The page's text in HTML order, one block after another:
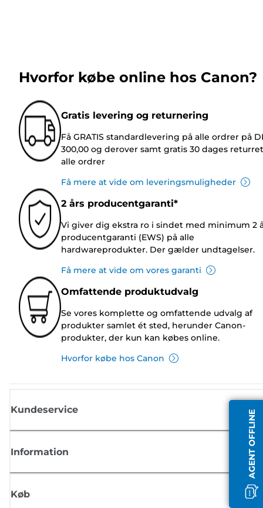
AGENT OFFLINE
Hvorfor købe online hos Canon?
Gratis levering og returnering
Få GRATIS standardlevering på alle ordrer på
300,00 og derover samt gratis 30 dages
alle ordrer
Få mere at vide om leveringsmuligheder
2 års producentgaranti*
Vi giver dig ekstra ro i sindet med minimum 2
producentgaranti (EWS) på alle
hardwareprodukter. Der gælder undtagelser.
Få mere at vide om vores garanti
Omfattende produktudvalg
Se vores komplette og omfattende udvalg af
produkter samlet ét sted, herunder Canon-
produkter, der kun kan købes online.
Hvorfor købe hos Canon
Kundeservice
Information
Køb